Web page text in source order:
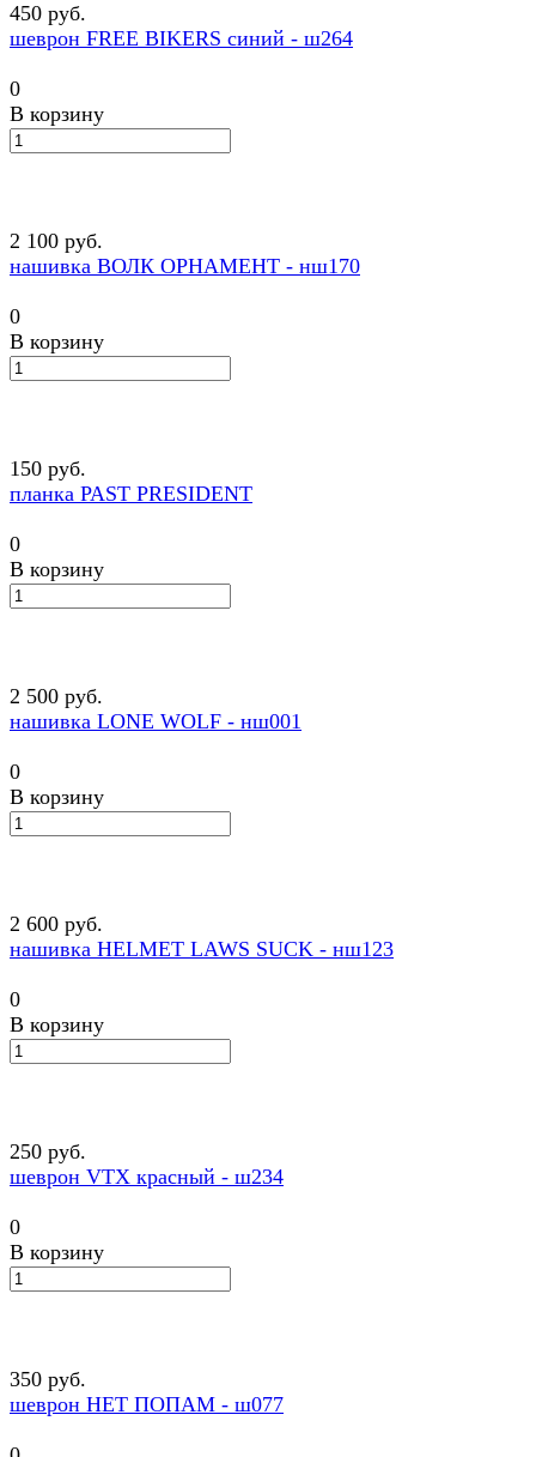
450 руб.
шеврон FREE BIKERS синий - ш264
0
В корзину
2 100 руб.
нашивка ВОЛК ОРНАМЕНТ - нш170
0
В корзину
150 руб.
планка PAST PRESIDENT
0
В корзину
2 500 руб.
нашивка LONE WOLF - нш001
0
В корзину
2 600 руб.
нашивка HELMET LAWS SUCK - нш123
0
В корзину
250 руб.
шеврон VTX красный - ш234
0
В корзину
350 руб.
шеврон НЕТ ПОПАМ - ш077